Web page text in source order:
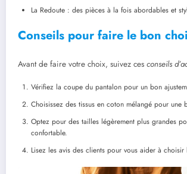
La Redoute : des pièces à la fois abordables et
Conseils pour faire le bon
Avant de faire votre choix, suivez ces conseils
Vérifiez la coupe du pantalon pour un bon
Choisissez des tissus en coton mélangé pour une
Optez pour des tailles légèrement plus grandes
confortable.
Lisez les avis des clients pour vous aider à choisir